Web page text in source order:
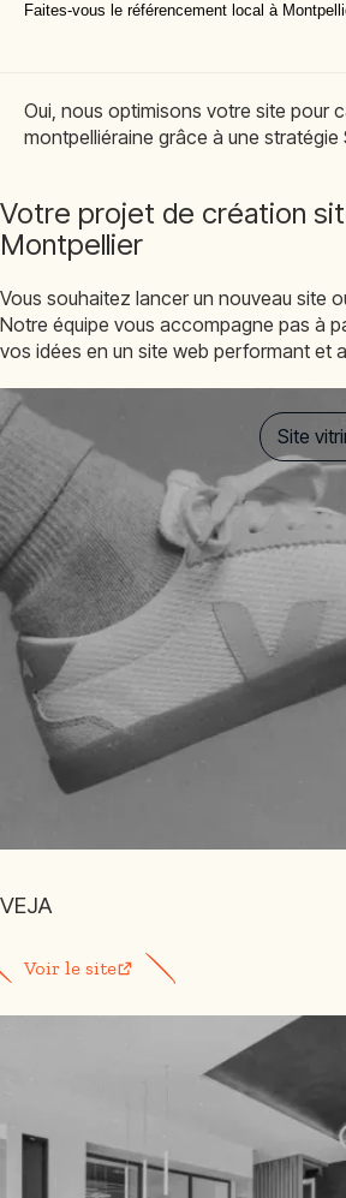
Faites-vous le référencement local à
Oui, nous optimisons votre site pour
montpelliéraine grâce à une stratégie
Votre projet de création
Montpellier
Vous souhaitez lancer un nouveau site
Notre équipe vous accompagne pas à
vos idées en un site web performant et
Site
VEJA
Voir le site